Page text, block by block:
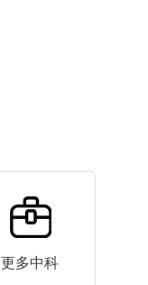
更多中科